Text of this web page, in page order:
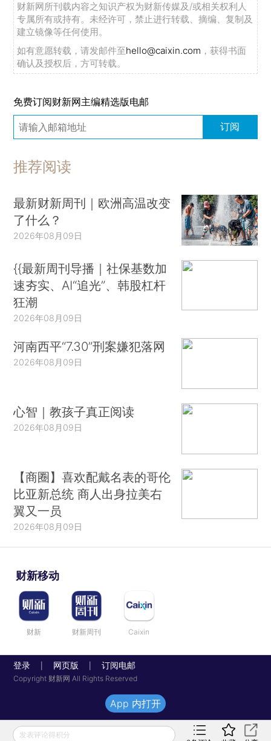
财新网所刊载内容之知识产权为财新传媒及/或相关权利人
专属所有或持有。未经许可，禁止进行转载、摘编、复制及
建立镜像等任何使用。
如有意愿转载，请发邮件至hello@caixin.com ，获得书面
确认及授权后，方可转载。
免费订阅财新网主编精选版电邮
订阅
推荐阅读
最新财新周刊｜欧洲高温改变
了什么？
2026年08月09日
{{最新周刊导播｜社保基数加
速夯实、AI“追光”、韩股杠杆
狂潮
2026年08月09日
河南西平“7.30”刑案嫌犯落网
2026年08月09日
心智｜教孩子真正阅读
2026年08月09日
【商圈】喜欢配戴名表的哥伦
比亚新总统 商人出身拉美右
翼又一员
2026年08月09日
财新移动
财新 财新周刊 Caixin
登录 网页版 订阅电邮
Copyright 财新网 All Rights Reserved
发表评论得积分
App 内打开